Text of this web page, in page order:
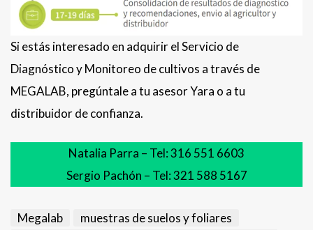
Si estás interesado en adquirir el Servicio de
Diagnóstico y Monitoreo de cultivos a través de
MEGALAB, pregúntale a tu asesor Yara o a tu
distribuidor de confianza.
Natalia Parra – Tel: 316 551 6603
Sergio Pachón – Tel: 321 588 5167
Megalab
muestras de suelos y foliares